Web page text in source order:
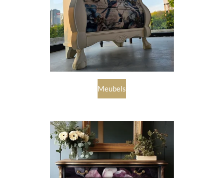
Meubels